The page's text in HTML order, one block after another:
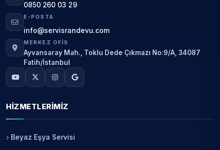
0850 260 03 29
E-POSTA
info@servisrandevu.com
MERKEZ OFIS
Ayvansaray Mah., Toklu Dede Çıkmazı No:9/A, 34087
Fatih/İstanbul
HIZMETLERIMIZ
Beyaz Eşya Servisi